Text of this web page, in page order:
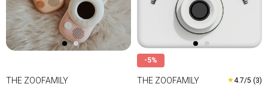
THE ZOOFAMILY
-5%
THE ZOOFAMILY ★4.7/5 (3)